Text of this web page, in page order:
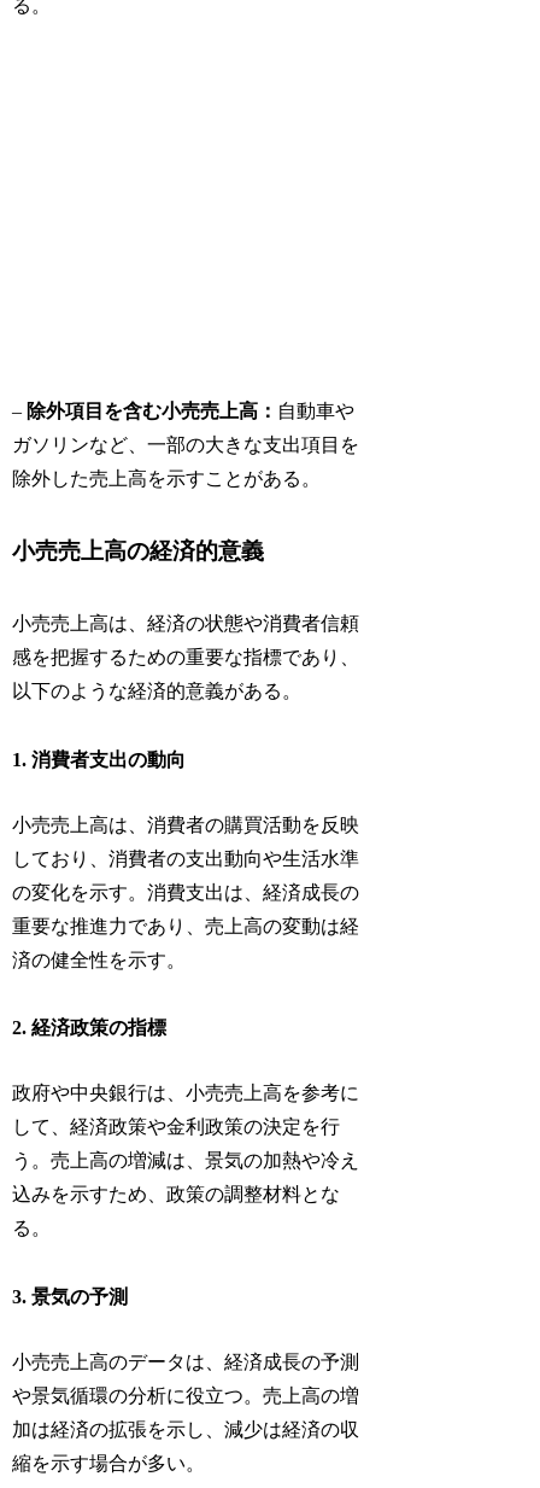
る。
– 除外項目を含む小売売上高： 自動車や
ガソリンなど、一部の大きな支出項目を
除外した売上高を示すことがある。
小売売上高の経済的意義
小売売上高は、経済の状態や消費者信頼
感を把握するための重要な指標であり、
以下のような経済的意義がある。
1. 消費者支出の動向
小売売上高は、消費者の購買活動を反映
しており、消費者の支出動向や生活水準
の変化を示す。消費支出は、経済成長の
重要な推進力であり、売上高の変動は経
済の健全性を示す。
2. 経済政策の指標
政府や中央銀行は、小売売上高を参考に
して、経済政策や金利政策の決定を行
う。売上高の増減は、景気の加熱や冷え
込みを示すため、政策の調整材料とな
る。
3. 景気の予測
小売売上高のデータは、経済成長の予測
や景気循環の分析に役立つ。売上高の増
加は経済の拡張を示し、減少は経済の収
縮を示す場合が多い。